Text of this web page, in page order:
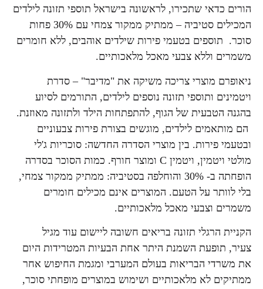
הורים כדאי שתכירו, לראשונה בישראל תוספי תזונה לילדים
המכילים סטיביה – ממתיק ממקור צמחי עם 30% פחות
סוכר. תוספים בטעמי פירות שילדים אוהבים, ללא חומרים
משמרים וללא צבעי מאכל מלאכותיים.
ניאופרם מוצרי צריכה משיקה את "מדיבר" – סדרת
ויטמינים ותוספי תזונה נוספים לילדים, התורמים לסיוע
בהגנה הטבעית של הגוף, להתפתחות הילד ולתזונה מאוזנת.
הם מותאמים לילדים, מוגשים בצורת פירות צבעוניים
ובטעמי פירות. בין מוצרי הסדרה החדשה: סוכריות ג'לי
מולטי ויטמין, ויטמין C ומוצר חורף. כמות הסוכר בסדרה
הופחתה ב- 30% והוחלפה בסטיביה: ממתיק ממקור צמחי,
בלי לוותר על הטעם. המוצרים אינם מכילים חומרים
משמרים וצבעי מאכל מלאכותיים.
הקניית הרגלי תזונה בריאים חשובה ליישום עוד מגיל
צעיר, תופעת השמנת היתר אחת הבעיות המטרידות היום
את משרדי הבריאות בעולם המערבי ומגמת החיפוש אחר
ממתיקים לא מלאכותיים ושימוש במוצרים מופחתי סוכר,